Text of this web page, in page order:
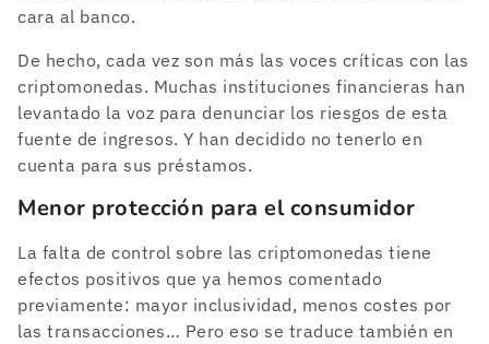
cara al banco.
De hecho, cada vez son más las voces críticas con las
criptomonedas. Muchas instituciones financieras han
levantado la voz para denunciar los riesgos de esta
fuente de ingresos. Y han decidido no tenerlo en
cuenta para sus préstamos.
Menor protección para el consumidor
La falta de control sobre las criptomonedas tiene
efectos positivos que ya hemos comentado
previamente: mayor inclusividad, menos costes por
las transacciones… Pero eso se traduce también en